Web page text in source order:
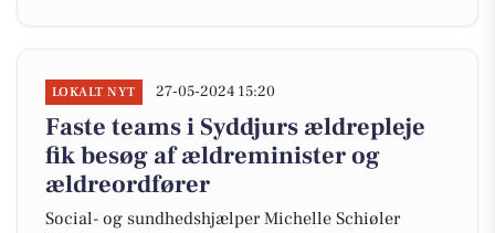
LOKALT NYT 27-05-2024 15:20
Faste teams i Syddjurs ældrepleje
fik besøg af ældreminister og
ældreordfører
Social- og sundhedshjælper Michelle Schiøler